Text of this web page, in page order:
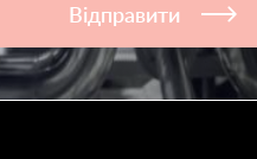
Відправити